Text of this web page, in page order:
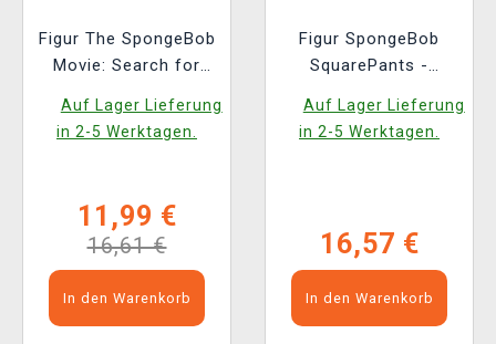
Figur The SpongeBob
Movie: Search for
SpongeBob
SquarePants (Funko
Auf Lager Lieferung
in 2-5 Werktagen.
11,99 €
16,61 €
In den Warenkorb
Figur SpongeBob
SquarePants -
SquarePants (Funko
POP! Animation 2313)
Auf Lager Lieferung
in 2-5 Werktagen.
16,57 €
In den Warenkorb